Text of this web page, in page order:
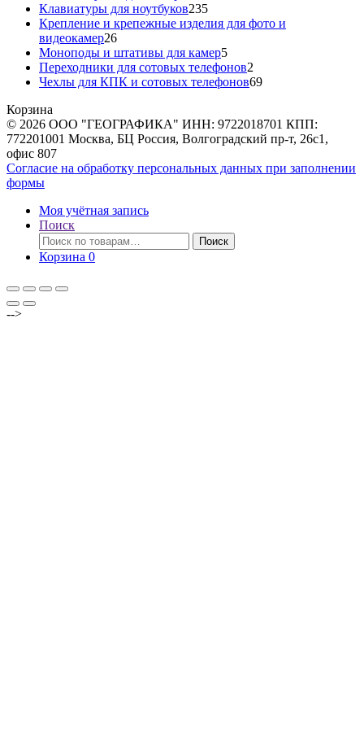
товара
Клавиатуры для ноутбуков235235
товаров
Крепление и крепежные изделия для фото и
видеокамер2626
товаров
Моноподы и штативы для камер55
товаров
Переходники для сотовых телефонов2
товара
Чехлы для КПК и сотовых телефонов6969
Корзина
© 2026 ООО "ГЕОГРАФИКА" ИНН: 9722018701 КПП:
772201001 Москва, БЦ Россия, Волгоградский пр-т, 26с1,
офис 807
Согласие на обработку персональных данных при заполнении
формы
Моя учётная запись
Поиск
Искать:
Поиск
Корзина 0
-->